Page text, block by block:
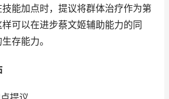
能加点时，提议将群体治疗作为第
可以在进步蔡文姬辅助能力的同
存能力。